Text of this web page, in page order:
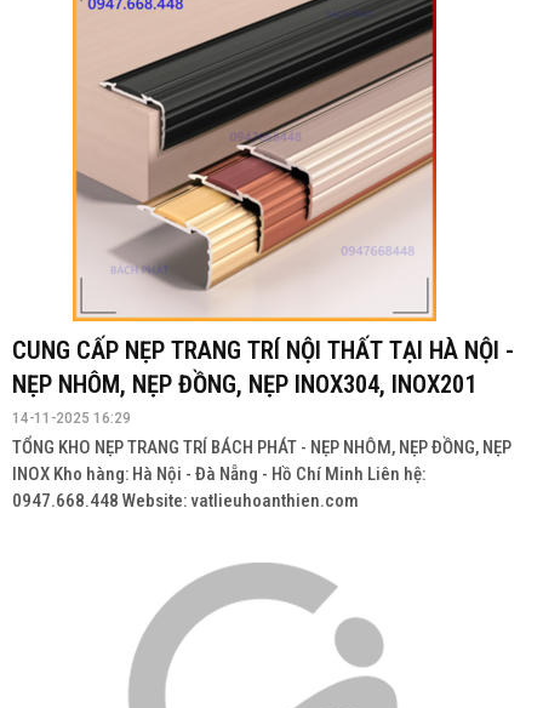
CUNG CẤP NẸP TRANG TRÍ NỘI THẤT TẠI HÀ NỘI -
NẸP NHÔM, NẸP ĐỒNG, NẸP INOX304, INOX201
14-11-2025 16:29
TỔNG KHO NẸP TRANG TRÍ BÁCH PHÁT - NẸP NHÔM, NẸP ĐỒNG, NẸP
INOX Kho hàng: Hà Nội - Đà Nẵng - Hồ Chí Minh Liên hệ:
0947.668.448 Website: vatlieuhoanthien.com